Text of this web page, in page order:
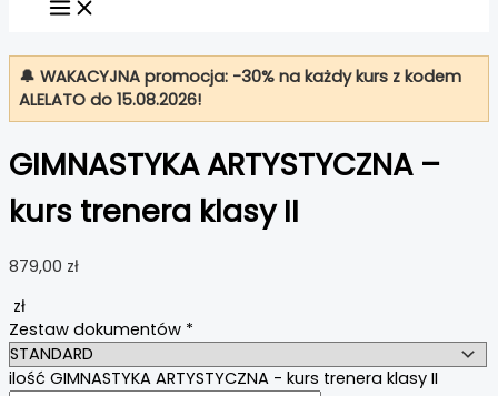
🔔 WAKACYJNA promocja: -30% na każdy kurs z kodem
ALELATO do 15.08.2026!
GIMNASTYKA ARTYSTYCZNA –
kurs trenera klasy II
879,00 zł
zł
Zestaw dokumentów *
ilość GIMNASTYKA ARTYSTYCZNA - kurs trenera klasy II